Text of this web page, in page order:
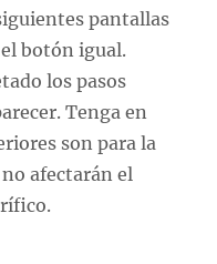
pantallas
botón igual.
los pasos
Tenga en
son para la
afectarán el